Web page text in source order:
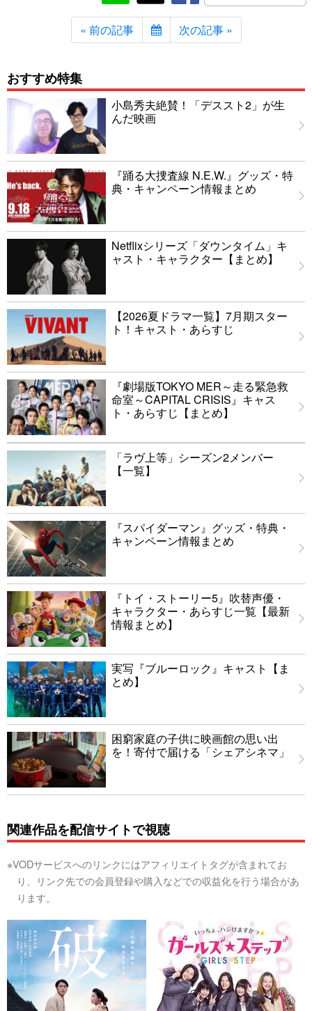
« 前の記事 次の記事 »
おすすめ特集
小島秀夫絶賛！「デススト2」が生
んだ映画
『踊る大捜査線 N.E.W.』グッズ・特
典・キャンペーン情報まとめ
Netflixシリーズ「ダウンタイム」キ
ャスト・キャラクター【まとめ】
【2026夏ドラマ一覧】7月期スター
ト！キャスト・あらすじ
『劇場版TOKYO MER～走る緊急救
命室～CAPITAL CRISIS』キャス
ト・あらすじ【まとめ】
「ラヴ上等」シーズン2メンバー
【一覧】
『スパイダーマン』グッズ・特典・
キャンペーン情報まとめ
『トイ・ストーリー5』吹替声優・
キャラクター・あらすじ一覧【最新
情報まとめ】
実写『ブルーロック』キャスト【ま
とめ】
困窮家庭の子供に映画館の思い出
を！寄付で届ける「シェアシネマ」
関連作品を配信サイトで視聴
※VODサービスへのリンクにはアフィリエイトタグが含まれてお
り、リンク先での会員登録や購入などでの収益化を行う場合があ
ります。